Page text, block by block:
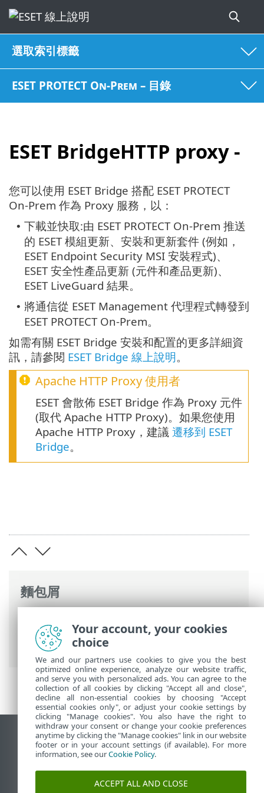
選取索引標籤
ESET PROTECT On-Prem – 目錄
ESET BridgeHTTP proxy -
麵包屑
簡介>架構> 代理程式 - 伺服器連線的
HTTP Proxy
您可以使用 ESET Bridge 搭配 ESET PROTECT
On-Prem 作為 Proxy 服務，以：
• 下載並快取:由 ESET PROTECT On-Prem 推送
的 ESET 模組更新、安裝和更新套件 (例如，
ESET Endpoint Security MSI 安裝程式)、
ESET 安全性產品更新 (元件和產品更新)、
ESET LiveGuard 結果。
• 將通信從 ESET Management 代理程式轉發到
ESET PROTECT On-Prem。
如需有關 ESET Bridge 安裝和配置的更多詳細資
訊，請參閱 ESET Bridge 線上說明。
Apache HTTP Proxy使用者
ESET 會散佈 ESET Bridge 作為 Proxy 元件
(取代 Apache HTTP Proxy)。如果您使用
Apache HTTP Proxy，建議 遷移到 ESET
Bridge。
檢視桌面網站
End of Life
ESET 知識庫
Your account, your cookies
choice
We and our partners use cookies to give you the best
optimized online experience, analyze our website traffic,
and serve you with personalized ads. You can agree to the
collection of all cookies by clicking "Accept all and close",
decline all non-essential cookies by choosing "Accept
essential cookies only", or adjust your cookie settings by
clicking "Manage cookies". You also have the right to
withdraw your consent or change your cookie preferences
anytime by clicking the "Manage cookies" link in our website
footer or in your account settings (if available). For more
information, see ourCookie Policy.
ACCEPT ALL AND CLOSE